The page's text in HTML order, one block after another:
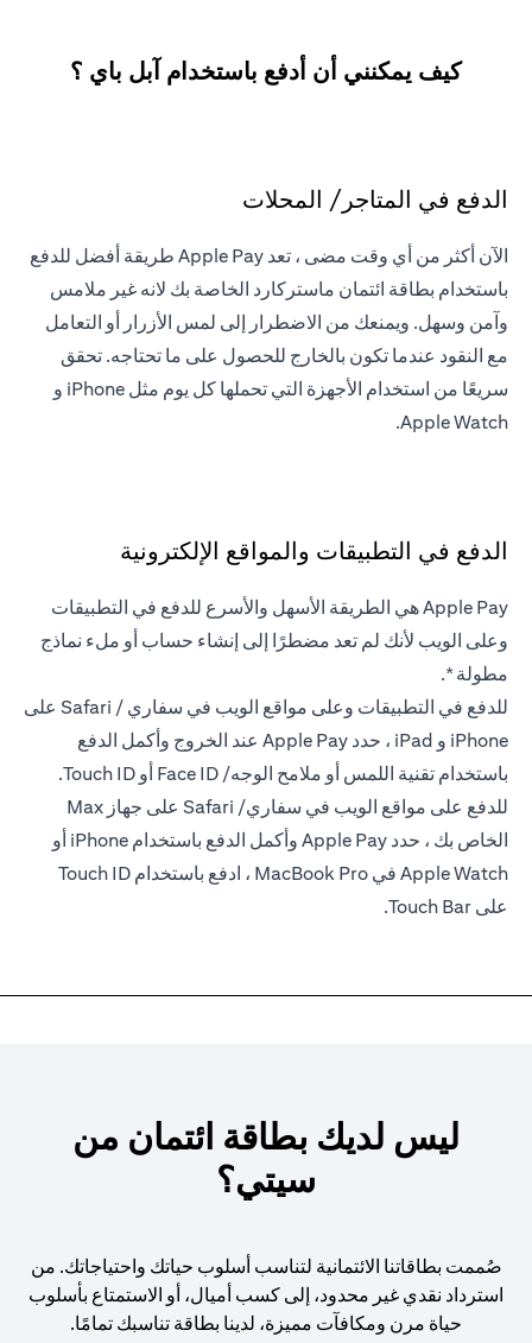
كيف يمكنني أن أدفع باستخدام آبل باي ؟
الدفع في المتاجر/ المحلات
الآن أكثر من أي وقت مضى ، تعد Apple Pay طريقة أفضل للدفع
باستخدام بطاقة ائتمان ماستركارد الخاصة بك لانه غير ملامس
وآمن وسهل. ويمنعك من الاضطرار إلى لمس الأزرار أو التعامل
مع النقود عندما تكون بالخارج للحصول على ما تحتاجه. تحقق
سريعًا من استخدام الأجهزة التي تحملها كل يوم مثل iPhone و
Apple Watch.
الدفع في التطبيقات والمواقع الإلكترونية
Apple Pay هي الطريقة الأسهل والأسرع للدفع في التطبيقات
وعلى الويب لأنك لم تعد مضطرًا إلى إنشاء حساب أو ملء نماذج
مطولة *.
للدفع في التطبيقات وعلى مواقع الويب في سفاري / Safari على
iPhone و iPad ، حدد Apple Pay عند الخروج وأكمل الدفع
باستخدام تقنية اللمس أو ملامح الوجه/ Face ID أو Touch ID.
للدفع على مواقع الويب في سفاري/ Safari على جهاز Max
الخاص بك ، حدد Apple Pay وأكمل الدفع باستخدام iPhone أو
Apple Watch في MacBook Pro ، ادفع باستخدام Touch ID
على Touch Bar.
ليس لديك بطاقة ائتمان من
سيتي؟
صُممت بطاقاتنا الائتمانية لتناسب أسلوب حياتك واحتياجاتك. من
استرداد نقدي غير محدود، إلى كسب أميال، أو الاستمتاع بأسلوب
حياة مرن ومكافآت مميزة، لدينا بطاقة تناسبك تمامًا.